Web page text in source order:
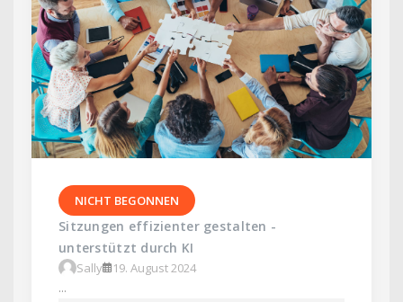
NICHT BEGONNEN
Sitzungen effizienter gestalten -
unterstützt durch KI
Sally
19. August 2024
...